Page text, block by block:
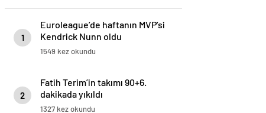
1
Euroleague’de haftanın MVP’si
Kendrick Nunn oldu
1549 kez okundu
2
Fatih Terim’in takımı 90+6.
dakikada yıkıldı
1327 kez okundu